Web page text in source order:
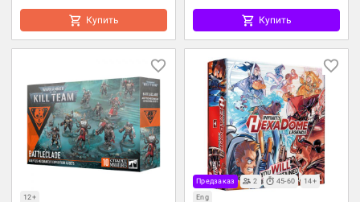
Купить Купить
12+
Предзаказ 2 45-60
14+
Eng